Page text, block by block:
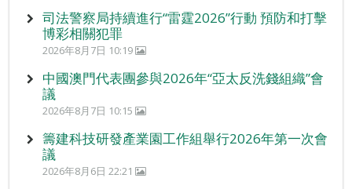
司法警察局持續進行“雷霆2026”行動 預防和打擊
博彩相關犯罪
2026年8月7日 10:19
中國澳門代表團參與2026年“亞太反洗錢組織”會
議
2026年8月7日 10:15
籌建科技研發產業園工作組舉行2026年第一次會
議
2026年8月6日 22:21